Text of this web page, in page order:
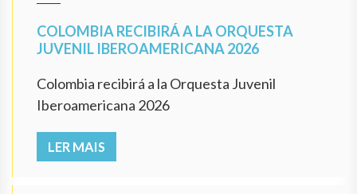
COLOMBIA RECIBIRÁ A LA ORQUESTA
JUVENIL IBEROAMERICANA 2026
Colombia recibirá a la Orquesta Juvenil
Iberoamericana 2026
LER MAIS